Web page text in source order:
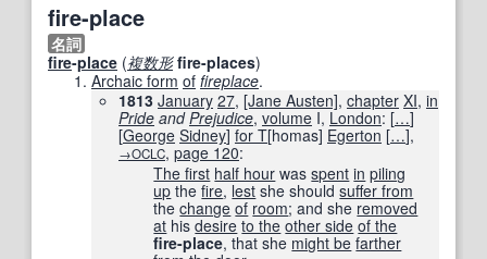
fire-place
名詞
fire-place (複数形 fire-places)
Archaic form of fireplace.
1813 January 27, [Jane Austen], chapter XI, in
Pride andPrejudice, volume I, London: […]
[George Sidney] for T[homas] Egerton […],
→OCLC, page 120:
The first half hour wasspent in piling
up thefire, lest she shouldsuffer from
thechange of room; and she removed
at hisdesire to the other side of the
fire-place, that she might be farther